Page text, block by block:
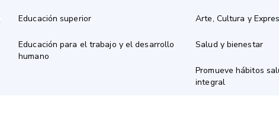
Educación superior
Educación para el trabajo y el desarrollo
humano
Arte, Cultura y
Salud y bienestar
Promueve hábitos
integral